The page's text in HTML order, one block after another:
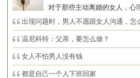
对于那些主动离婚的女人，心
出现问题时，男人不愿跟女人沟通，怎
温尼科特：父亲，要怎么做？
女人不怕男人没有钱
都是自己一个人下班回家